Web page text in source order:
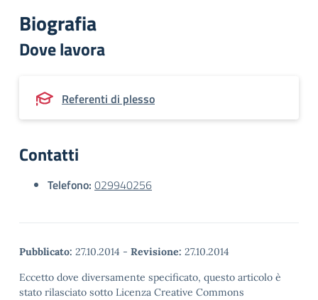
Biografia
Dove lavora
Referenti di plesso
Contatti
Telefono: 029940256
Pubblicato: 27.10.2014 - Revisione: 27.10.2014
Eccetto dove diversamente specificato, questo articolo è
stato rilasciato sotto Licenza Creative Commons